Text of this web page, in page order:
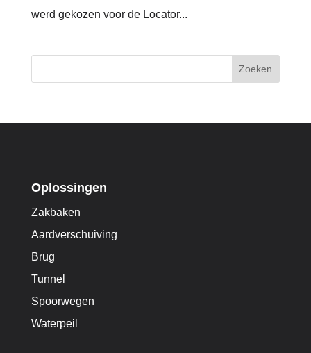
werd gekozen voor de Locator...
Zoeken
Oplossingen
Zakbaken
Aardverschuiving
Brug
Tunnel
Spoorwegen
Waterpeil